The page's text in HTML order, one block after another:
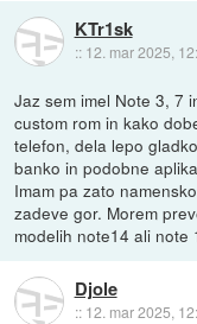
KTr1sk
:: 12. mar 2025,
Jaz sem imel Note 3, 7
custom rom in kako
telefon, dela lepo
banko in podobne
Imam pa zato
zadeve gor. Morem
modelih note14 ali note
Djole
:: 12. mar 2025,